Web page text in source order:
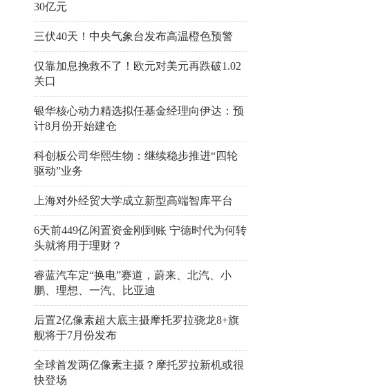
30亿元
三伏40天！中央气象台发布高温橙色预警
仅靠加息挽救不了！欧元对美元再跌破1.02
关口
银华核心动力精选拟任基金经理向伊达：预
计8月份开始建仓
科创板公司华熙生物：继续稳步推进“四轮
驱动”业务
上海对外经贸大学成立新型高端智库平台
6天前449亿闲置资金刚到账 宁德时代为何转
头就将用于理财？
睿蓝汽车定“换电”赛道，蔚来、北汽、小
鹏、理想、一汽、比亚迪
后置2亿像素超大底主摄摩托罗拉骁龙8+旗
舰将于7月份发布
全球首发两亿像素主摄？摩托罗拉新机或很
快登场